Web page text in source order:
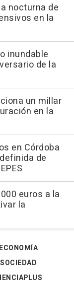
nocturna de
en la
inundable
de la
un millar
en la
en Córdoba
de
euros a la
la
ECONOMÍA
SOCIEDAD